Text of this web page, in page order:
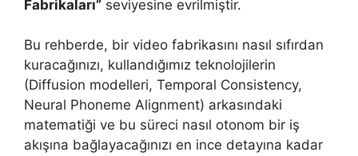
Fabrikaları” seviyesine evrilmiştir.
Bu rehberde, bir video fabrikasını nasıl sıfırdan
kuracağınızı, kullandığımız teknolojilerin
(Diffusion modelleri, Temporal Consistency,
Neural Phoneme Alignment) arkasındaki
matematiği ve bu süreci nasıl otonom bir iş
akışına bağlayacağınızı en ince detayına kadar